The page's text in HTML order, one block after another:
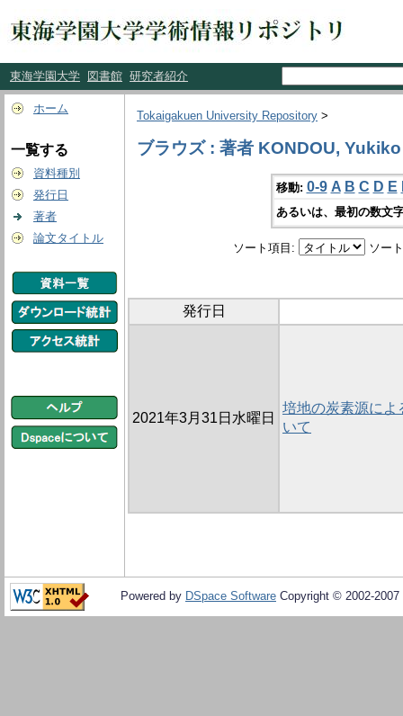
東海学園大学 図書館 研究者紹介
ホーム
一覧する
資料種別
発行日
著者
論文タイトル
Tokaigakuen University Repository >
ブラウズ : 著者 KONDOU, Yukiko
移動: 0-9 A B C D E
あるいは、最初の数文
ソート項目: ソー
発行日
2021年3月31日水曜日
培地の炭素源によ
いて
Powered by DSpace Software Copyright © 2002-2007